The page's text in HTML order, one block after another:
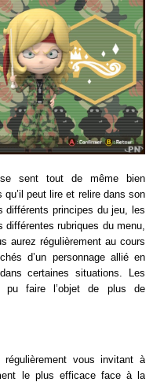
sent tout de même bien
peut lire et relire dans son
différents principes du jeu, les
rubriques du menu,
aurez régulièrement au cours
d’un personnage allié en
certaines situations. Les
pu faire l’objet de plus de
vous invitant à
le plus efficace face à la